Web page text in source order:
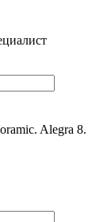
Alegra 8.